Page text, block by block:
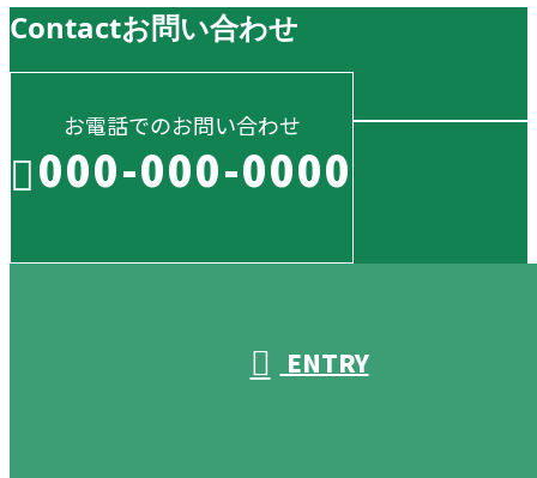
Contactお問い合わせ
お電話でのお問い合わせ
000-000-0000
ENTRY